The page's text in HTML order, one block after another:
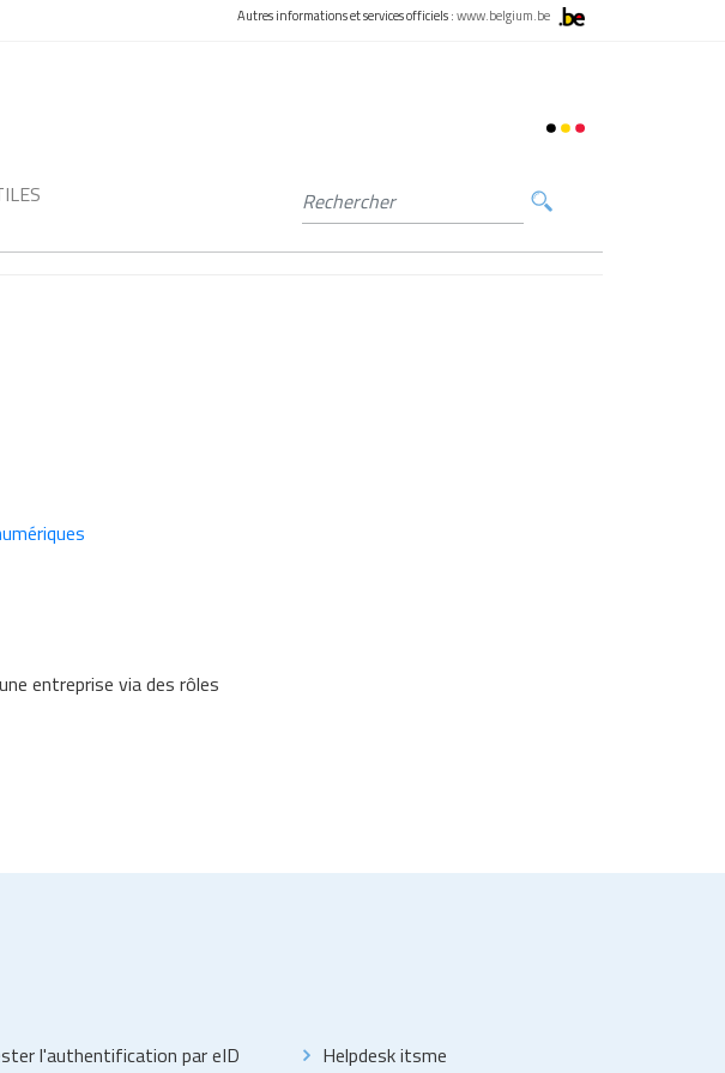
Autres informations et services officiels :www.belgium.be
entreprise via des rôles
l'authentification par eID
Helpdesk itsme